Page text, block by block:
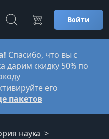
Войти
Спасибо, что вы с
дарим скидку 50% по
его
пакетов
наука